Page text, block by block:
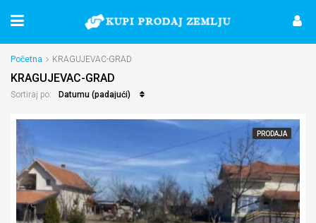
Početna KRAGUJEVAC-GRAD
KRAGUJEVAC-GRAD
Sortiraj po: Datumu (padajući)
PRODAJA